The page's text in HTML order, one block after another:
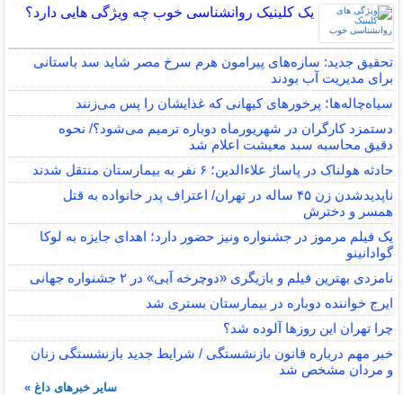
یک کلینیک روانشناسی خوب چه ویژگی هایی دارد؟
تحقیق جدید: سازه‌های پیرامون هرم سرخ مصر شاید سد باستانی
برای مدیریت آب بودند
سیاه‌چاله‌ها؛ پرخورهای کیهانی که غذایشان را پس می‌زنند
دستمزد کارگران در شهریورماه دوباره ترمیم می‌شود؟/ نحوه
دقیق محاسبه سبد معیشت اعلام شد
حادثه هولناک در پاساژ علاءالدین؛ ۶ نفر به بیمارستان منتقل شدند
ناپدیدشدن زن ۴۵ ساله در تهران/ اعتراف پدر خانواده به قتل
همسر و دخترش
یک فیلم مرموز در جشنواره ونیز حضور دارد؛ اهدای جایزه به لوکا
گوادانینو
نامزدی بهترین فیلم و بازیگری «دوچرخه آبی» در ۲ جشنواره جهانی
ایرج خواننده دوباره در بیمارستان بستری شد
چرا تهران این روزها آلوده شد؟
خبر مهم درباره قانون بازنشستگی / شرایط جدید بازنشستگی زنان
و مردان مشخص شد
سایر خبرهای داغ »